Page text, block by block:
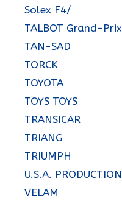
Solex F4/
TALBOT Grand-Prix
TAN-SAD
TORCK
TOYOTA
TOYS TOYS
TRANSICAR
TRIANG
TRIUMPH
U.S.A. PRODUCTION
VELAM